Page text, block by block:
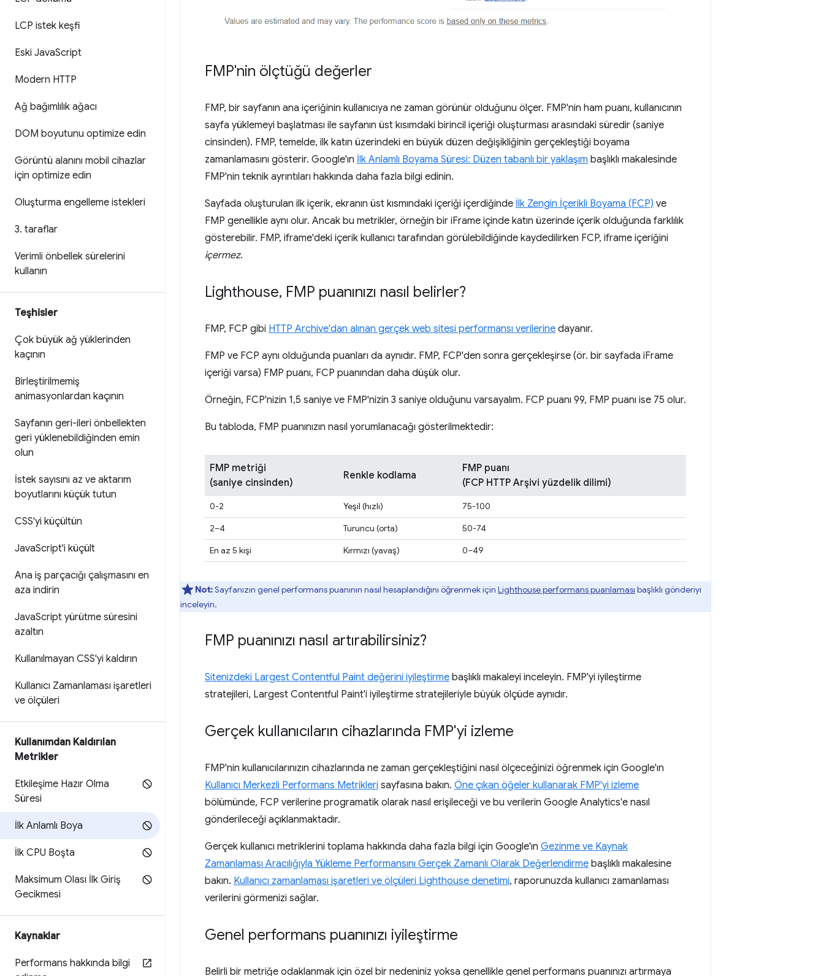
LCP istek keşfi
Eski JavaScript
Modern HTTP
Ağ bağımlılık ağacı
DOM boyutunu optimize edin
Görüntü alanını mobil cihazlar
için optimize edin
Oluşturma engelleme istekleri
3. taraflar
Verimli önbellek sürelerini
kullanın
Teşhisler
Çok büyük ağ yüklerinden
kaçının
Birleştirilmemiş
animasyonlardan kaçının
Sayfanın geri-ileri önbellekten
geri yüklenebildiğinden emin
olun
İstek sayısını az ve aktarım
boyutlarını küçük tutun
CSS'yi küçültün
JavaScript'i küçült
Ana iş parçacığı çalışmasını en
aza indirin
JavaScript yürütme süresini
azaltın
Kullanılmayan CSS'yi kaldırın
Kullanıcı Zamanlaması işaretleri
ve ölçüleri
Kullanımdan Kaldırılan
Metrikler
Etkileşime Hazır Olma
Süresi
İlk Anlamlı Boya
İlk CPU Boşta
Maksimum Olası İlk Giriş
Gecikmesi
Kaynaklar
Performans hakkında bilgi
FMP'nin ölçtüğü değerler
FMP, bir sayfanın ana içeriğinin kullanıcıya ne zaman görünür olduğunu ölçer. FMP'nin ham puanı, kullanıcının
sayfa yüklemeyi başlatması ile sayfanın üst kısımdaki birincil içeriği oluşturması arasındaki süredir (saniye
cinsinden). FMP, temelde, ilk katın üzerindeki en büyük düzen değişikliğinin gerçekleştiği boyama
zamanlamasını gösterir. Google'ın İlk Anlamlı Boyama Süresi: Düzen tabanlı bir yaklaşım başlıklı makalesinde
FMP'nin teknik ayrıntıları hakkında daha fazla bilgi edinin.
Sayfada oluşturulan ilk içerik, ekranın üst kısmındaki içeriği içerdiğinde İlk Zengin İçerikli Boyama (FCP) ve
FMP genellikle aynı olur. Ancak bu metrikler, örneğin bir iFrame içinde katın üzerinde içerik olduğunda farklılık
gösterebilir. FMP, iframe'deki içerik kullanıcı tarafından görülebildiğinde kaydedilirken FCP, iframe içeriğini
içermez.
Lighthouse, FMP puanınızı nasıl belirler?
FMP, FCP gibi HTTP Archive'dan alınan gerçek web sitesi performansı verilerine dayanır.
FMP ve FCP aynı olduğunda puanları da aynıdır. FMP, FCP'den sonra gerçekleşirse (ör. bir sayfada iFrame
içeriği varsa) FMP puanı, FCP puanından daha düşük olur.
Örneğin, FCP'nizin 1,5 saniye ve FMP'nizin 3 saniye olduğunu varsayalım. FCP puanı 99, FMP puanı ise 75 olur.
Bu tabloda, FMP puanınızın nasıl yorumlanacağı gösterilmektedir:
FMP metriği
(saniye cinsinden)
Renkle kodlama
FMP puanı
(FCP HTTP Arşivi yüzdelik dilimi)
0-2 Yeşil (hızlı)
75-100
2–4
Turuncu (orta)
50-74
En az 5 kişi
Kırmızı (yavaş) 0–49
Not:Sayfanızın genel performans puanının nasıl hesaplandığını öğrenmek için Lighthouse performans puanlaması başlıklı gönderiyi
inceleyin.
FMP puanınızı nasıl artırabilirsiniz?
Sitenizdeki Largest Contentful Paint değerini iyileştirme başlıklı makaleyi inceleyin. FMP'yi iyileştirme
stratejileri, Largest Contentful Paint'i iyileştirme stratejileriyle büyük ölçüde aynıdır.
Gerçek kullanıcıların cihazlarında FMP'yi izleme
FMP'nin kullanıcılarınızın cihazlarında ne zaman gerçekleştiğini nasıl ölçeceğinizi öğrenmek için Google'ın
Kullanıcı Merkezli Performans Metrikleri sayfasına bakın. Öne çıkan öğeler kullanarak FMP'yi izleme
bölümünde, FCP verilerine programatik olarak nasıl erişileceği ve bu verilerin Google Analytics'e nasıl
gönderileceği açıklanmaktadır.
Gerçek kullanıcı metriklerini toplama hakkında daha fazla bilgi için Google'ın Gezinme ve Kaynak
Zamanlaması Aracılığıyla Yükleme Performansını Gerçek Zamanlı Olarak Değerlendirme başlıklı makalesine
bakın. Kullanıcı zamanlaması işaretleri ve ölçüleri Lighthouse denetimi, raporunuzda kullanıcı zamanlaması
verilerini görmenizi sağlar.
Genel performans puanınızı iyileştirme
Belirli bir metriğe odaklanmak için özel bir nedeniniz yoksa genellikle genel performans puanınızı artırmaya